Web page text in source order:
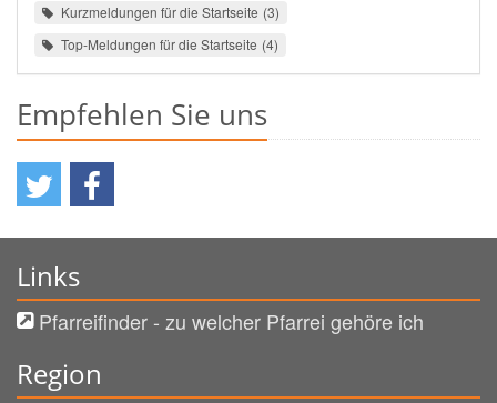
Kurzmeldungen für die Startseite 3
Top-Meldungen für die Startseite 4
Empfehlen Sie uns
Links
Pfarreifinder - zu welcher Pfarrei gehöre ich
Region